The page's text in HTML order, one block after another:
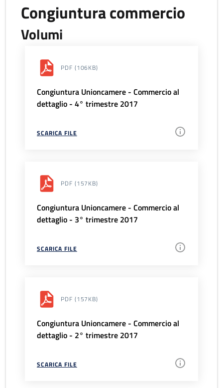
Congiuntura commercio
Volumi
PDF (106KB)
Congiuntura Unioncamere - Commercio al
dettaglio - 4° trimestre 2017
SCARICA FILE
PDF (157KB)
Congiuntura Unioncamere - Commercio al
dettaglio - 3° trimestre 2017
SCARICA FILE
PDF (157KB)
Congiuntura Unioncamere - Commercio al
dettaglio - 2° trimestre 2017
SCARICA FILE